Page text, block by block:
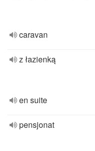
caravan
z łazienką
en suite
pensjonat